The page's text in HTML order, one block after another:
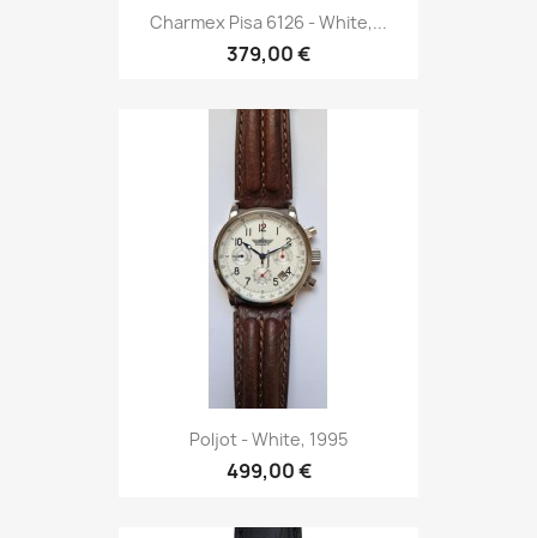
Charmex Pisa 6126 - White,...
379,00 €
Poljot - White, 1995
499,00 €